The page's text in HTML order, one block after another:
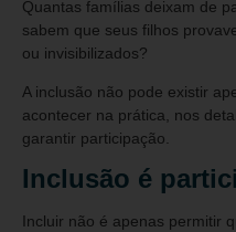
Quantas famílias deixam de
sabem que seus filhos
ou invisibilizados?
A inclusão não pode existir
acontecer na prática, nos
garantir participação.
Inclusão é
Incluir não é apenas permitir